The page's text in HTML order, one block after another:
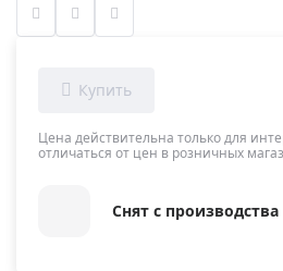
Цена действительна только для
отличаться от цен в розничных
Снят с производства